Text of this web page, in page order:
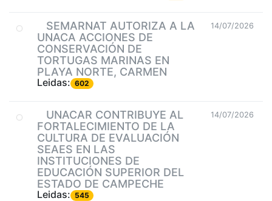
SEMARNAT AUTORIZA A LA
UNACA ACCIONES DE
CONSERVACIÓN DE
TORTUGAS MARINAS EN
PLAYA NORTE, CARMEN
Leidas: 602
14/07/2026
UNACAR CONTRIBUYE AL
FORTALECIMIENTO DE LA
CULTURA DE EVALUACIÓN
SEAES EN LAS
INSTITUCIONES DE
EDUCACIÓN SUPERIOR DEL
ESTADO DE CAMPECHE
Leidas: 545
14/07/2026